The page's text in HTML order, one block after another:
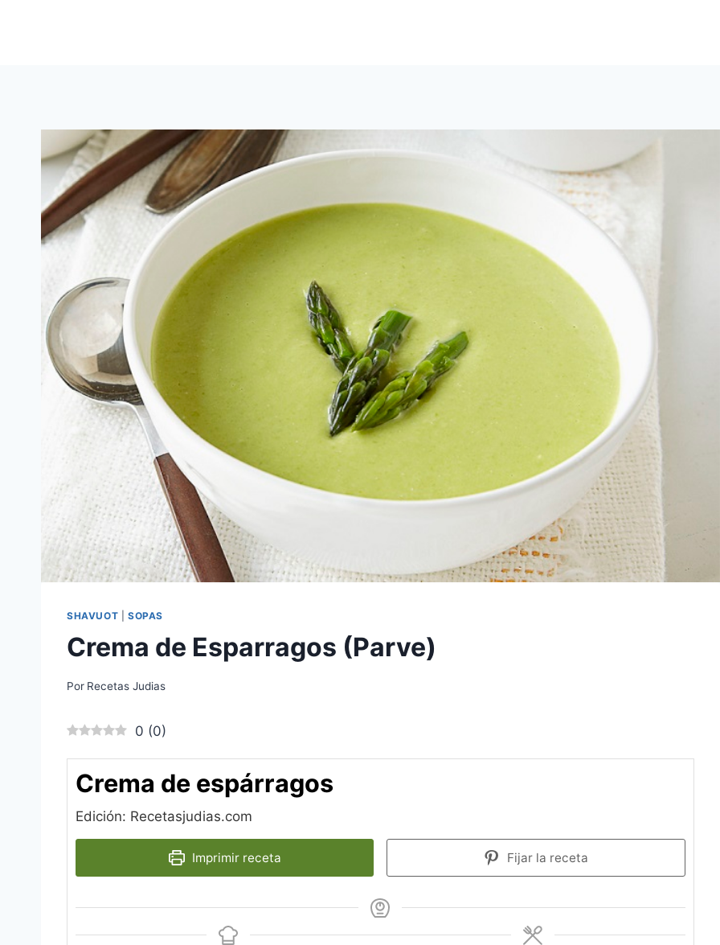
SHAVUOT SOPAS
Crema de Esparragos (Parve)
Por Recetas Judias
0 (0)
Crema de espárragos
Edición: Recetasjudias.com
Imprimir receta Fijar la receta